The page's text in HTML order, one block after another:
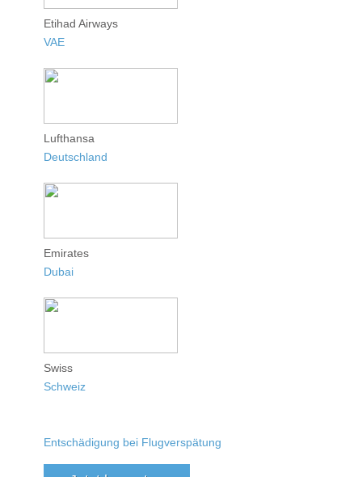
Etihad Airways
VAE
Lufthansa
Deutschland
Emirates
Dubai
Swiss
Schweiz
Entschädigung bei Flugverspätung